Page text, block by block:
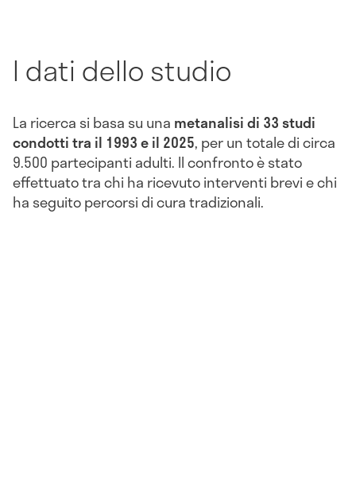
I dati dello studio
La ricerca si basa su una metanalisi di 33 studi
condotti tra il 1993 e il 2025, per un totale di circa
9.500 partecipanti adulti. Il confronto è stato
effettuato tra chi ha ricevuto interventi brevi e chi
ha seguito percorsi di cura tradizionali.